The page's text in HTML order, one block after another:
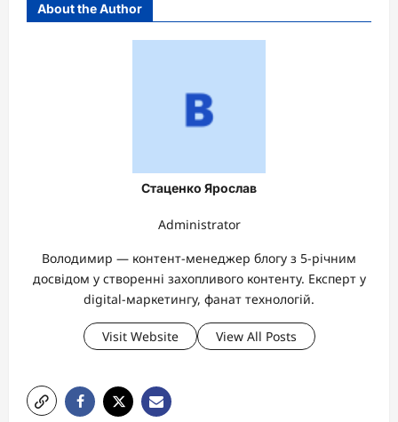
About the Author
Стаценко Ярослав
Administrator
Володимир — контент-менеджер блогу з 5-річним
досвідом у створенні захопливого контенту. Експерт у
digital-маркетингу, фанат технологій.
Visit Website View All Posts